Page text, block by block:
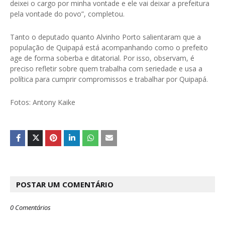
deixei o cargo por minha vontade e ele vai deixar a prefeitura
pela vontade do povo”, completou.
Tanto o deputado quanto Alvinho Porto salientaram que a
população de Quipapá está acompanhando como o prefeito
age de forma soberba e ditatorial. Por isso, observam, é
preciso refletir sobre quem trabalha com seriedade e usa a
política para cumprir compromissos e trabalhar por Quipapá.
Fotos: Antony Kaike
POSTAR UM COMENTÁRIO
0 Comentários